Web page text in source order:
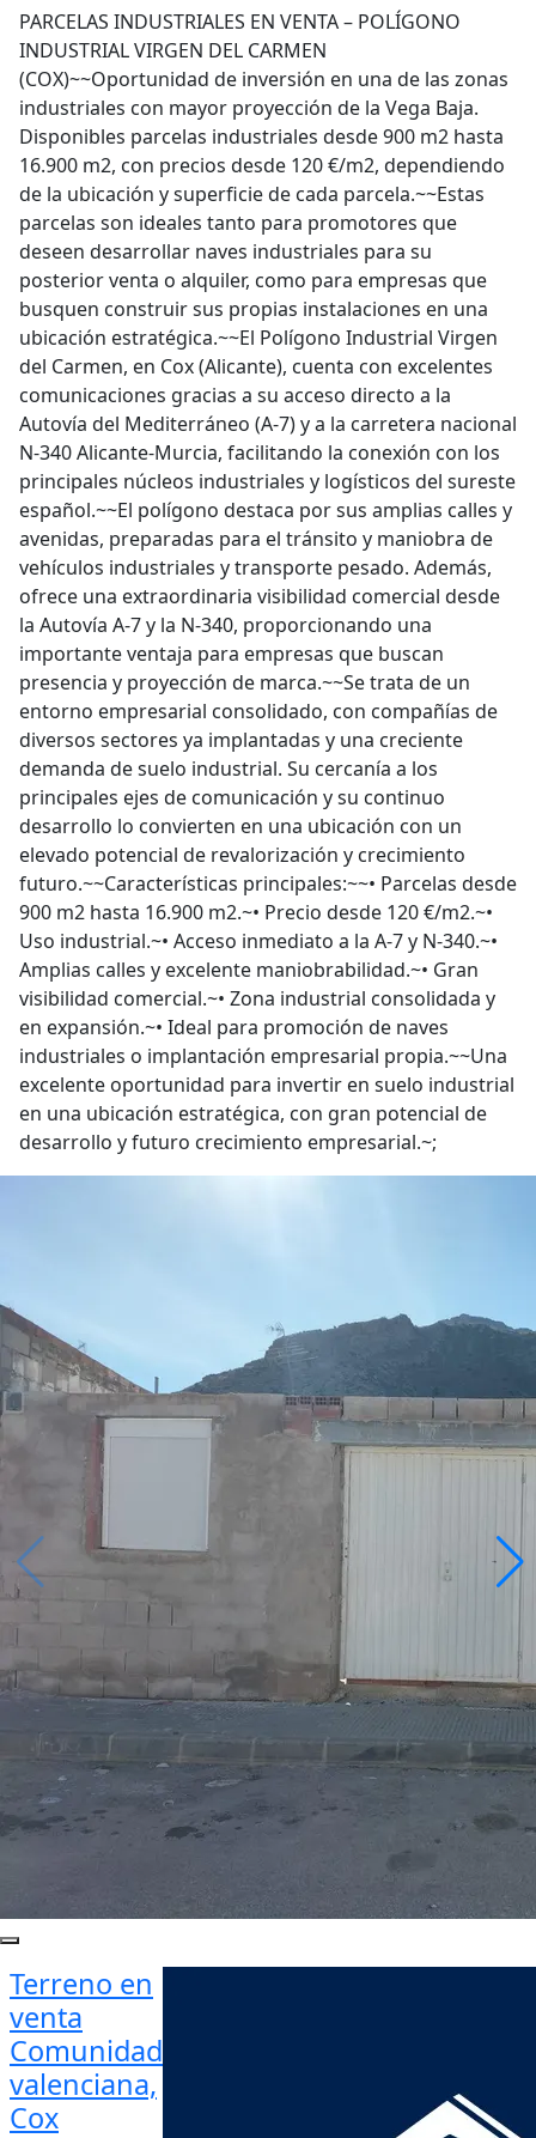
PARCELAS INDUSTRIALES EN VENTA – POLÍGONO
INDUSTRIAL VIRGEN DEL CARMEN
(COX)~~Oportunidad de inversión en una de las zonas
industriales con mayor proyección de la Vega Baja.
Disponibles parcelas industriales desde 900 m2 hasta
16.900 m2, con precios desde 120 €/m2, dependiendo
de la ubicación y superficie de cada parcela.~~Estas
parcelas son ideales tanto para promotores que
deseen desarrollar naves industriales para su
posterior venta o alquiler, como para empresas que
busquen construir sus propias instalaciones en una
ubicación estratégica.~~El Polígono Industrial Virgen
del Carmen, en Cox (Alicante), cuenta con excelentes
comunicaciones gracias a su acceso directo a la
Autovía del Mediterráneo (A-7) y a la carretera nacional
N-340 Alicante-Murcia, facilitando la conexión con los
principales núcleos industriales y logísticos del sureste
español.~~El polígono destaca por sus amplias calles y
avenidas, preparadas para el tránsito y maniobra de
vehículos industriales y transporte pesado. Además,
ofrece una extraordinaria visibilidad comercial desde
la Autovía A-7 y la N-340, proporcionando una
importante ventaja para empresas que buscan
presencia y proyección de marca.~~Se trata de un
entorno empresarial consolidado, con compañías de
diversos sectores ya implantadas y una creciente
demanda de suelo industrial. Su cercanía a los
principales ejes de comunicación y su continuo
desarrollo lo convierten en una ubicación con un
elevado potencial de revalorización y crecimiento
futuro.~~Características principales:~~• Parcelas desde
900 m2 hasta 16.900 m2.~• Precio desde 120 €/m2.~•
Uso industrial.~• Acceso inmediato a la A-7 y N-340.~•
Amplias calles y excelente maniobrabilidad.~• Gran
visibilidad comercial.~• Zona industrial consolidada y
en expansión.~• Ideal para promoción de naves
industriales o implantación empresarial propia.~~Una
excelente oportunidad para invertir en suelo industrial
en una ubicación estratégica, con gran potencial de
desarrollo y futuro crecimiento empresarial.~;
Terreno en
venta
Comunidad
valenciana,
Cox